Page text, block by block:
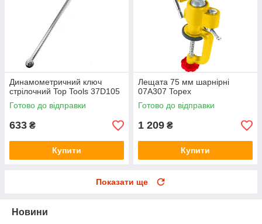
Динамометричний ключ
стрілочний Top Tools 37D105
Готово до відправки
633 ₴
Купити
Лещата 75 мм шарнірні
07A307 Topex
Готово до відправки
1 209 ₴
Купити
Показати ще
Новини